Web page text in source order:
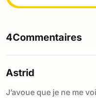
4Commentaires
Astrid
J’avoue que je ne me